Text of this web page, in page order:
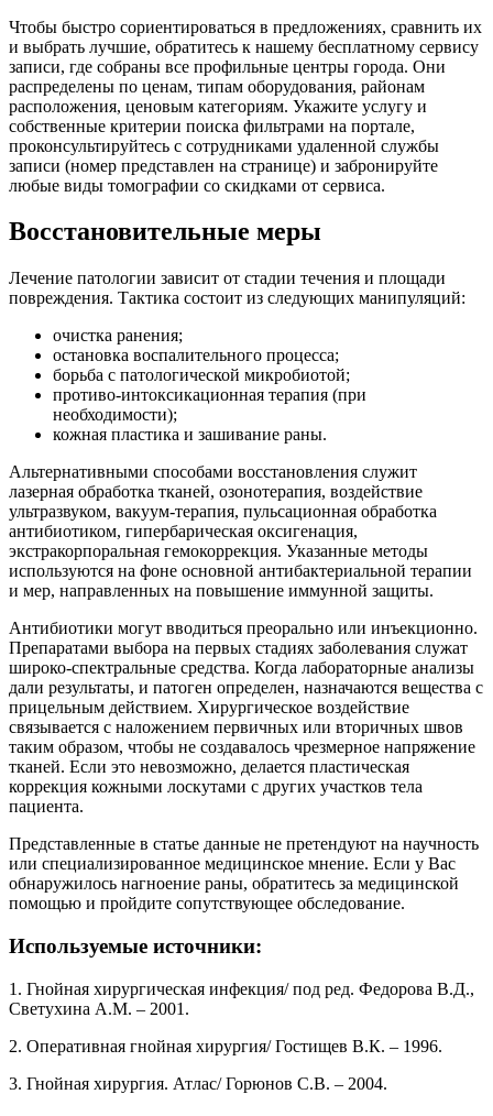
Чтобы быстро сориентироваться в предложениях, сравнить их
и выбрать лучшие, обратитесь к нашему бесплатному сервису
записи, где собраны все профильные центры города. Они
распределены по ценам, типам оборудования, районам
расположения, ценовым категориям. Укажите услугу и
собственные критерии поиска фильтрами на портале,
проконсультируйтесь с сотрудниками удаленной службы
записи (номер представлен на странице) и забронируйте
любые виды томографии со скидками от сервиса.
Восстановительные меры
Лечение патологии зависит от стадии течения и площади
повреждения. Тактика состоит из следующих манипуляций:
очистка ранения;
остановка воспалительного процесса;
борьба с патологической микробиотой;
противо-интоксикационная терапия (при
необходимости);
кожная пластика и зашивание раны.
Альтернативными способами восстановления служит
лазерная обработка тканей, озонотерапия, воздействие
ультразвуком, вакуум-терапия, пульсационная обработка
антибиотиком, гипербарическая оксигенация,
экстракорпоральная гемокоррекция. Указанные методы
используются на фоне основной антибактериальной терапии
и мер, направленных на повышение иммунной защиты.
Антибиотики могут вводиться преорально или инъекционно.
Препаратами выбора на первых стадиях заболевания служат
широко-спектральные средства. Когда лабораторные анализы
дали результаты, и патоген определен, назначаются вещества с
прицельным действием. Хирургическое воздействие
связывается с наложением первичных или вторичных швов
таким образом, чтобы не создавалось чрезмерное напряжение
тканей. Если это невозможно, делается пластическая
коррекция кожными лоскутами с других участков тела
пациента.
Представленные в статье данные не претендуют на научность
или специализированное медицинское мнение. Если у Вас
обнаружилось нагноение раны, обратитесь за медицинской
помощью и пройдите сопутствующее обследование.
Используемые источники:
1. Гнойная хирургическая инфекция/ под ред. Федорова В.Д.,
Светухина А.М. – 2001.
2. Оперативная гнойная хирургия/ Гостищев В.К. – 1996.
3. Гнойная хирургия. Атлас/ Горюнов С.В. – 2004.